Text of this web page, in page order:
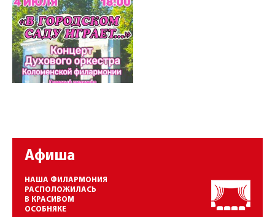
Афиша
НАША ФИЛАРМОНИЯ
РАСПОЛОЖИЛАСЬ
В КРАСИВОМ
ОСОБНЯКЕ